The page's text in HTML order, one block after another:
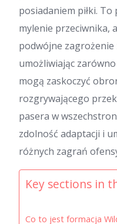
posiadaniem piłki.
mylenie przeciwnika,
podwójne
umożliwiając
mogą zaskoczyć
rozgrywającego
pasera w
zdolność adaptacji i
różnych zagrań
Key sections in
Co to jest formacja